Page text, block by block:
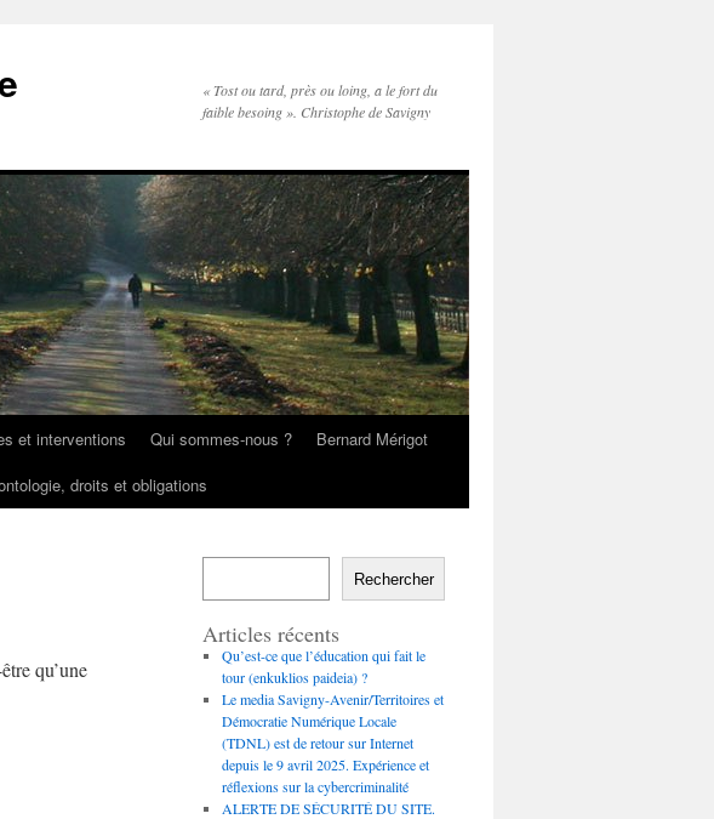
« Tost ou tard, près ou loing, a le fort du
faible besoing ». Christophe de Savigny
et interventions Qui sommes-nous ?
Bernard Mérigot
droits et obligations
qu’une
Rechercher
Articles récents
Qu’est-ce que l’éducation qui fait le
tour (enkuklios paideia) ?
Le media Savigny-Avenir/Territoires et
Démocratie Numérique Locale
(TDNL) est de retour sur Internet
depuis le 9 avril 2025. Expérience et
réflexions sur la cybercriminalité
ALERTE DE SÉCURITÉ DU SITE.